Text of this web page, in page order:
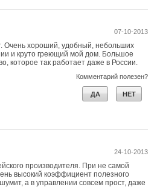
07-10-2013
Очень хороший, удобный, небольших
и круто греющий мой дом. Большое
которое так работает даже в России.
Комментарий полезен?
ДА НЕТ
24-10-2013
производителя. При не самой
высокий коэффициент полезного
а в управлении совсем прост, даже